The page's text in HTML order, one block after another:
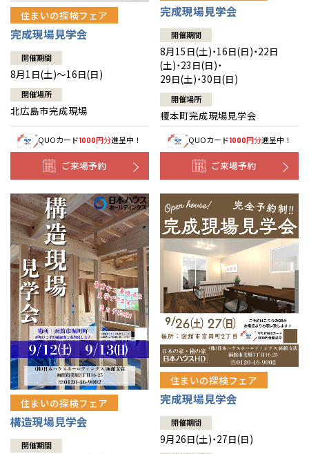
デザイン賞各種受賞
セントラルヒーティング
住まいのお手入れ集
安心の管理体制
ギャラリー
ニュースリリース
代表ごあいさつ
企業理念
会社概要
事業部紹介
木材調達指針
グループ会社紹介
CMギャラリー
採用情報
会員サイト
住まいの探検フェア
完成現場見学会
開催期間
8月1日(土)～16日(日)
開催場所
北広島市完成現場
QUOカード1000円分進呈中！
ご来場予約
完成現場見学会
開催期間
8月15日(土)・16日(日)・22日
(土)・23日(日)・
29日(土)・30日(日)
開催場所
榎本町完成現場見学会
QUOカード1000円分進呈中！
ご来場予約
住まいの探検フェア
構造現場見学会
開催期間
住まいの探検フェア
完成現場見学会
開催期間
9月26日(土)・27日(日)